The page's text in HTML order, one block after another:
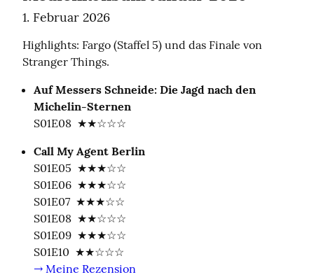
1. Februar 2026
Highlights: Fargo (Staffel 5) und das Finale von
Stranger Things.
Auf Messers Schneide: Die Jagd nach den
Michelin-Sternen
S01E08  ★★☆☆☆
Call My Agent Berlin
S01E05  ★★★☆☆
S01E06  ★★★☆☆
S01E07  ★★★☆☆
S01E08  ★★☆☆☆
S01E09  ★★★☆☆
→ Meine Rezension